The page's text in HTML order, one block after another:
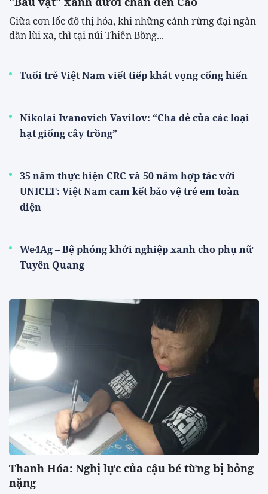
​Giữa cơn lốc đô thị hóa, khi những cánh rừng đại ngàn
dần lùi xa, thì tại núi Thiên Bồng...
Tuổi trẻ Việt Nam viết tiếp khát vọng cống hiến
Nikolai Ivanovich Vavilov: “Cha đẻ của các loại
hạt giống cây trồng”
35 năm thực hiện CRC và 50 năm hợp tác với
UNICEF: Việt Nam cam kết bảo vệ trẻ em toàn
diện
We4Ag – Bệ phóng khởi nghiệp xanh cho phụ nữ
Tuyên Quang
Thanh Hóa: Nghị lực của cậu bé từng bị bỏng
nặng